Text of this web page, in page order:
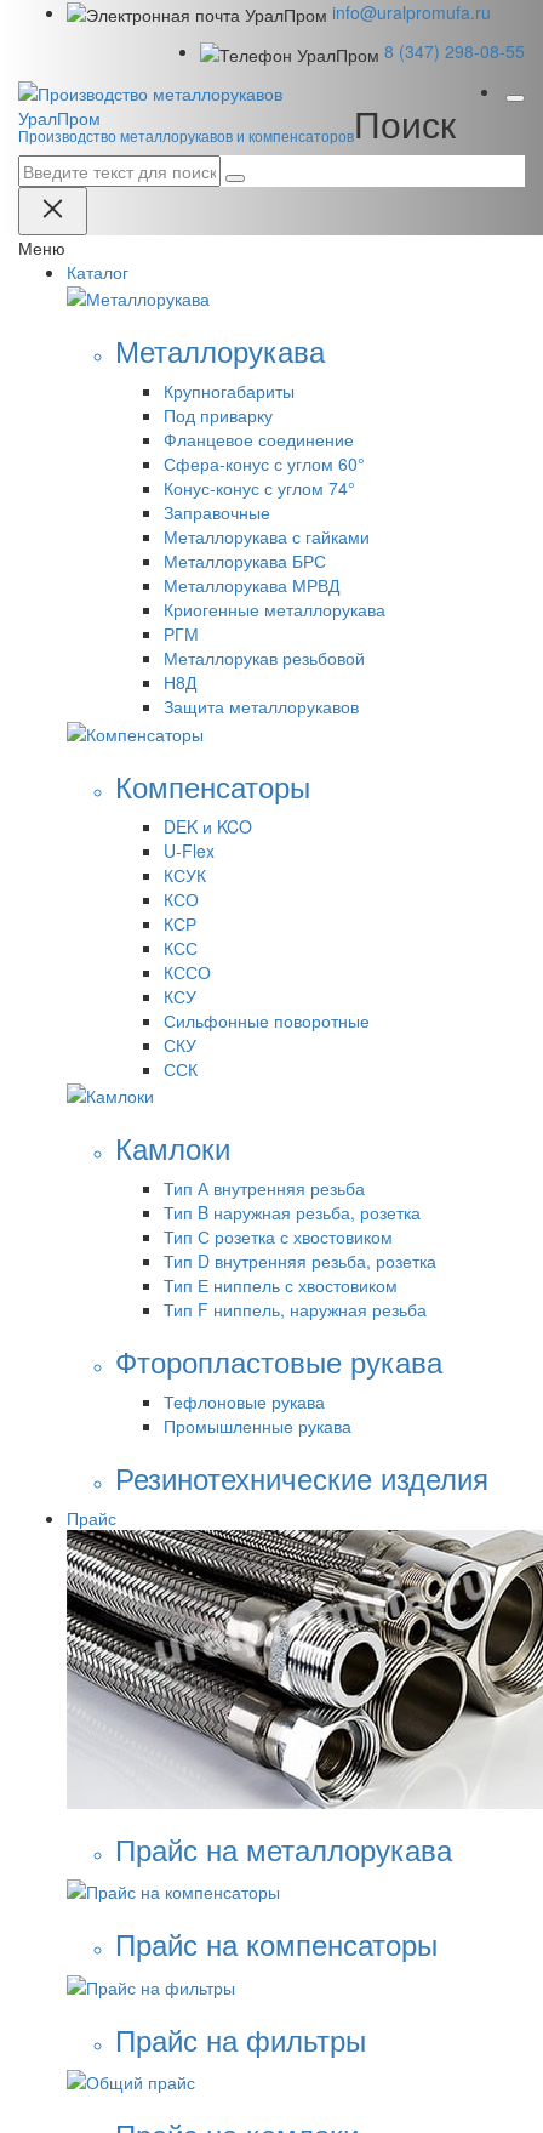
info@uralpromufa.ru
8 (347) 298‑08‑55
УралПром
Производство металлорукавов и компенсаторовПоиск
Меню
Каталог
Металлорукава
Крупногабариты
Под приварку
Фланцевое соединение
Сфера-конус с углом 60°
Конус-конус с углом 74°
Заправочные
Металлорукава с гайками
Металлорукава БРС
Металлорукава МРВД
Криогенные металлорукава
РГМ
Металлорукав резьбовой
Н8Д
Защита металлорукавов
Компенсаторы
DEK и KCO
U-Flex
КСУК
КСО
КСР
КСС
КССО
КСУ
Сильфонные поворотные
СКУ
ССК
Камлоки
Тип А внутренняя резьба
Тип B наружная резьба, розетка
Тип С розетка с хвостовиком
Тип D внутренняя резьба, розетка
Тип Е ниппель с хвостовиком
Тип F ниппель, наружная резьба
Фторопластовые рукава
Тефлоновые рукава
Промышленные рукава
Резинотехнические изделия
Прайс
Прайс на металлорукава
Прайс на компенсаторы
Прайс на фильтры